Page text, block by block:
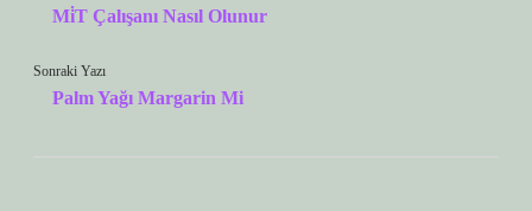
Mi̇T Çalışanı Nasıl Olunur
Sonraki Yazı
Palm Yağı Margarin Mi